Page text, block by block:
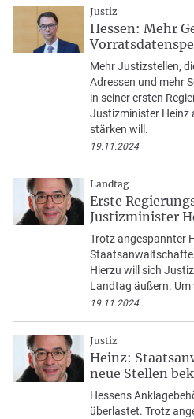
Justiz
Hessen: Mehr
Mehr Justizstellen,
Adressen und mehr
in seiner ersten
Justizminister Heinz
stärken will.
19.11.2024
Landtag
Erste
Justizminister
Trotz angespannter
Hierzu will sich
Landtag äußern. Um
19.11.2024
Justiz
Heinz:
neue Stellen
Hessens
überlastet. Trotz